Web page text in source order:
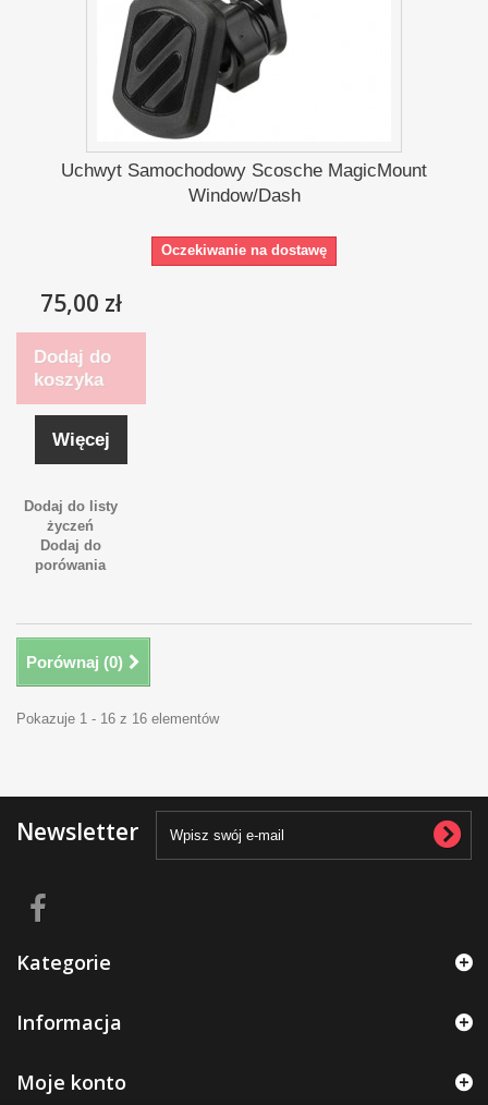
Uchwyt Samochodowy Scosche MagicMount
Window/Dash
Oczekiwanie na dostawę
75,00 zł
Dodaj do
koszyka
Więcej
Dodaj do listy
życzeń
Dodaj do
porówania
Porównaj (0)
Pokazuje 1 - 16 z 16 elementów
Newsletter
Kategorie
Informacja
Moje konto